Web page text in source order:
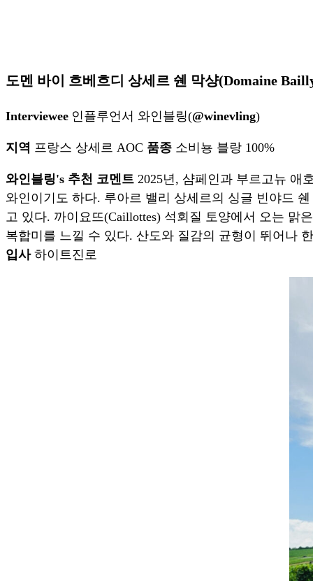
도멘 바이 흐베흐디 상세르 쉔 막샹(Domaine
Interviewee 인플루언서 와인블링(@winevling)
지역 프랑스 상세르 AOC 품종 소비뇽 블랑 100%
와인블링's 추천 코멘트 2025년, 샴페인과 부르고뉴 애
와인이기도 하다. 루아르 밸리 상세르의 싱글 빈야드
고 있다. 까이요뜨(Caillottes) 석회질 토양에서 오는 맑
복합미를 느낄 수 있다. 산도와 질감의 균형이 뛰어나
입사 하이트진로